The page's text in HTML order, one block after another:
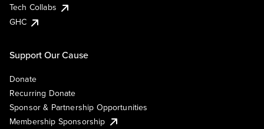
Tech Collabs
GHC
Support Our Cause
Donate
Recurring Donate
Sponsor & Partnership Opportunities
Membership Sponsorship